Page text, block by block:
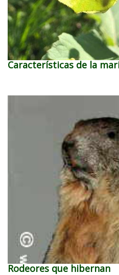
Características de la
Rodeores que hibernan